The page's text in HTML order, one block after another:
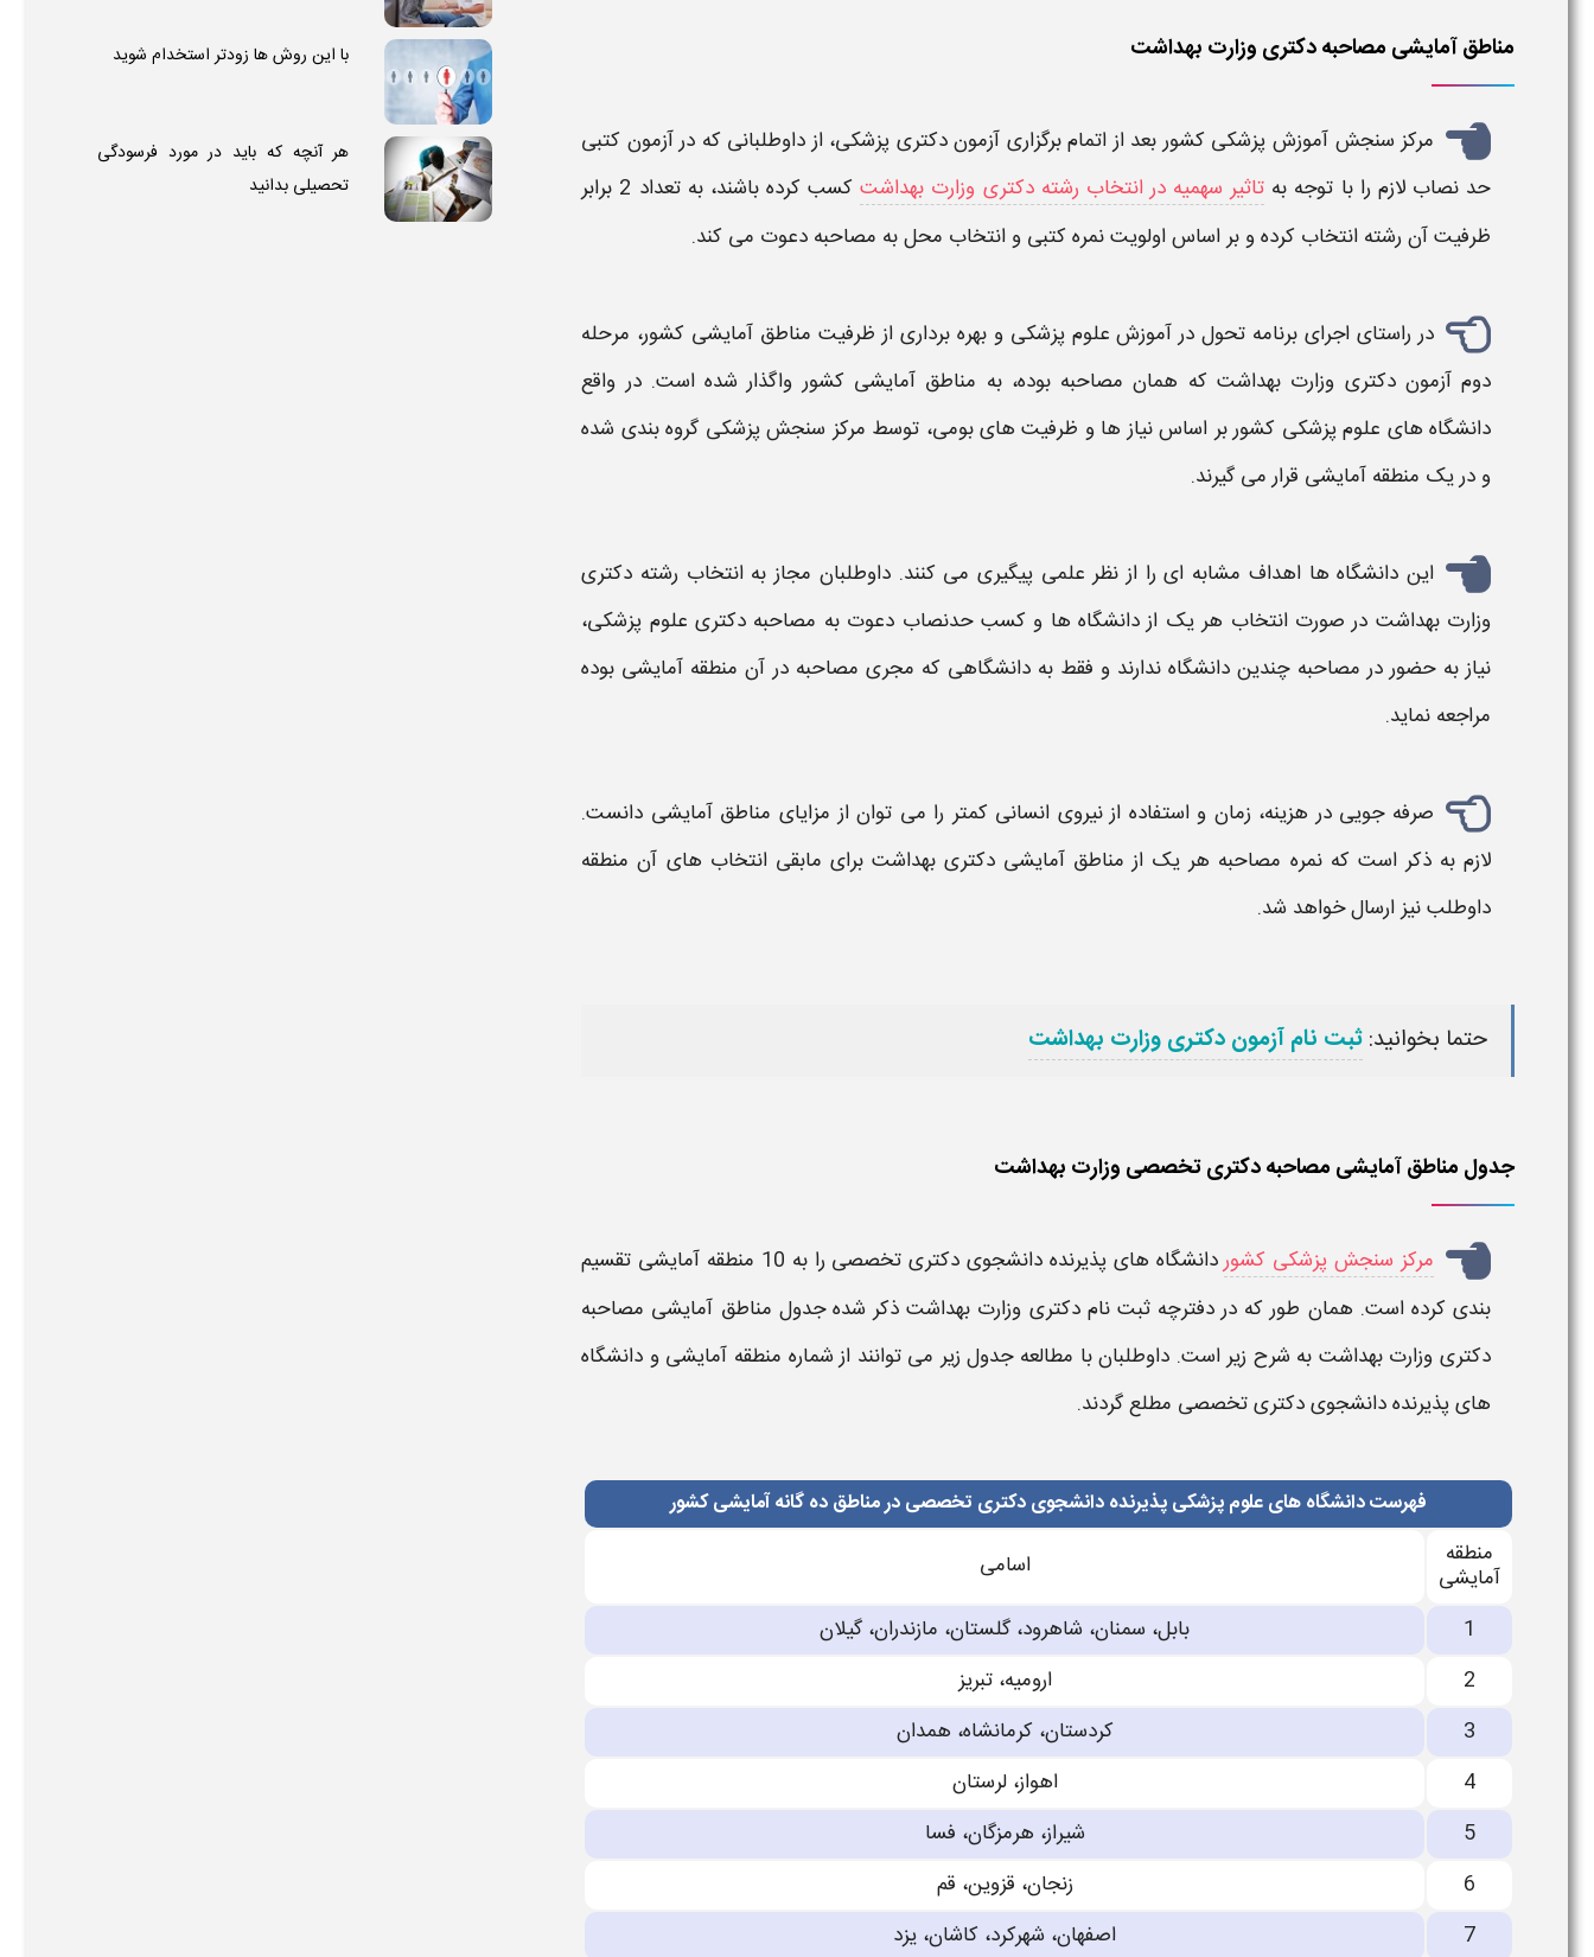
مناطق آمایشی مصاحبه دکتری وزارت بهداشت
مرکز سنجش آموزش پزشکی کشور بعد از اتمام برگزاری آزمون دکتری پزشکی، از داوطلبانی که در آزمون کتبی
حد نصاب لازم را با توجه به تاثیر سهمیه در انتخاب رشته دکتری وزارت بهداشت
کسب کرده باشند، به تعداد 2 برابر
ظرفیت آن رشته انتخاب کرده و بر اساس اولویت نمره کتبی و انتخاب محل به مصاحبه دعوت می کند.
در راستای اجرای برنامه تحول در آموزش علوم پزشکی و بهره برداری از ظرفیت مناطق آمایشی کشور، مرحله
دومآزمون دکتری وزارت بهداشت که همان مصاحبهبوده، به مناطق آمایشی کشور واگذار شده است. در واقع
دانشگاه های علوم پزشکی کشور بر اساس نیاز ها و ظرفیت های بومی، توسط مرکز سنجش پزشکی گروه بندی شده
و در یک منطقه آمایشی قرار می گیرند.
این دانشگاه ها اهداف مشابه ای را از نظر علمی پیگیری می کنند. داوطلبان مجاز به انتخاب رشته دکتری
وزارت بهداشت در صورت انتخاب هر یک از دانشگاه ها و کسب حدنصاب دعوت به مصاحبه دکتری علوم پزشکی،
نیاز به حضور در مصاحبهچندین دانشگاه ندارند و فقط به دانشگاهی که مجری مصاحبهدر آنمنطقه آمایشی بوده
مراجعه نماید.
صرفه جویی در هزینه، زمان و استفاده از نیروی انسانی کمتر را می توان از مزایای مناطق آمایشی دانست.
لازم به ذکر است که نمره مصاحبه هر یک از مناطق آمایشی دکتری بهداشتبرای مابقی انتخاب های آن منطقه
داوطلب نیز ارسال خواهد شد.
حتما بخوانید:ثبت نام آزمون دکتری وزارت بهداشت
جدول مناطق آمایشی مصاحبه دکتری تخصصی وزارت بهداشت
مرکز سنجش پزشکی کشوردانشگاه های پذیرنده دانشجوی دکتری تخصصی را به 10 منطقه آمایشی
تقسیم
بندی کرده است. همان طور که دردفترچه ثبت نام دکتری وزارت بهداشت ذکر شدهجدول مناطق آمایشی مصاحبه
دکتری وزارت بهداشت به شرح زیر است. داوطلبان با مطالعه جدول زیر می توانند از شماره منطقه آمایشیو دانشگاه
های پذیرنده دانشجویدکتریتخصصی مطلع گردند.
فهرست دانشگاه های علوم پزشكی پذیرنده دانشجوی دكتری تخصصی در مناطق ده گانه آمایشی كشور
منطقه
آمایشی
اسامی
1
بابل، سمنان، شاهرود، گلستان، مازندران، گیلان
2
ارومیه، تبریز
3
كردستان، كرمانشاه، همدان
4
اهواز، لرستان
5
شیراز، هرمزگان، فسا
6
زنجان، قزوین، قم
7
اصفهان، شهركرد، كاشان، یزد
با این روش ها زودتر استخدام شوید
هر آنچه که باید در مورد فرسودگی
تحصیلی بدانید